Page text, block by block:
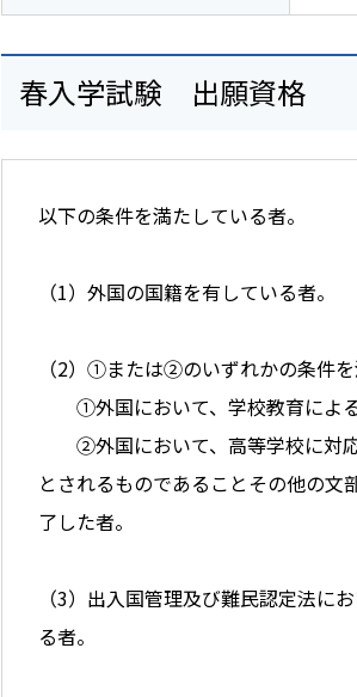
春入学試験 出願資格
以下の条件を満たしている者。
（1）外国の国籍を有している者。
（2）①または②のいずれかの条件
①外国において、学校教育による
②外国において、高等学校に対応
とされるものであることその他の
了した者。
（3）出入国管理及び難民認定法に
る者。